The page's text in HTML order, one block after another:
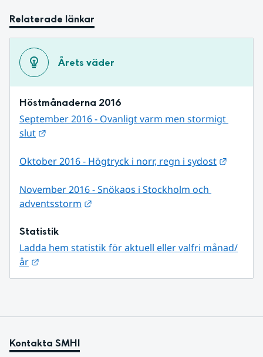
Relaterade länkar
Årets väder
Höstmånaderna 2016
September 2016 - Ovanligt varm men stormigt
slut
Oktober 2016 - Högtryck i norr, regn i sydost
November 2016 - Snökaos i Stockholm och
adventsstorm
Statistik
Ladda hem statistik för aktuell eller valfri månad/
år
Kontakta SMHI